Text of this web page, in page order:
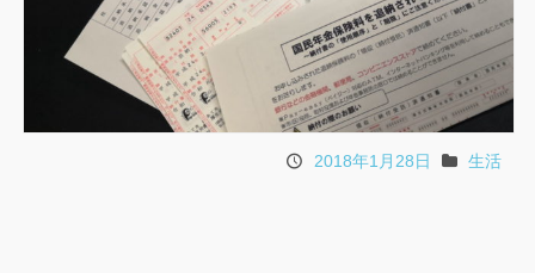
投2018年1月28日
カ生活